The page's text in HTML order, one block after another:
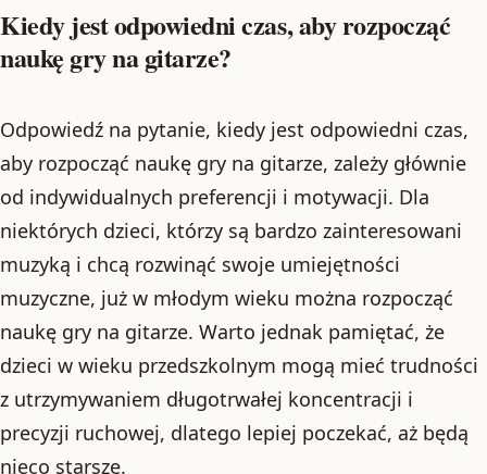
Kiedy jest odpowiedni czas, aby rozpocząć
naukę gry na gitarze?
Odpowiedź na pytanie, kiedy jest odpowiedni czas,
aby rozpocząć naukę gry na gitarze, zależy głównie
od indywidualnych preferencji i motywacji. Dla
niektórych dzieci, którzy są bardzo zainteresowani
muzyką i chcą rozwinąć swoje umiejętności
muzyczne, już w młodym wieku można rozpocząć
naukę gry na gitarze. Warto jednak pamiętać, że
dzieci w wieku przedszkolnym mogą mieć trudności
z utrzymywaniem długotrwałej koncentracji i
precyzji ruchowej, dlatego lepiej poczekać, aż będą
nieco starsze.